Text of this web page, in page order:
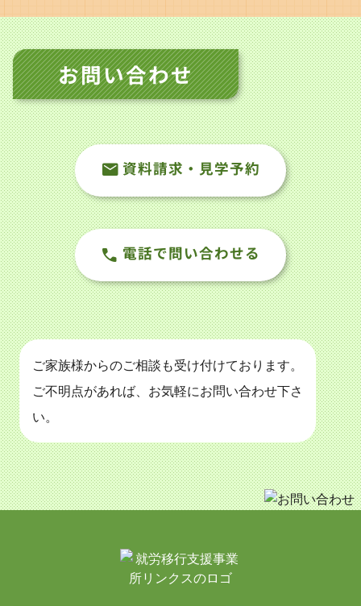
お問い合わせ
資料請求・見学予約
電話で問い合わせる
ご家族様からのご相談も受け付けております。
ご不明点があれば、お気軽にお問い合わせ下さ
い。